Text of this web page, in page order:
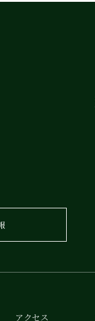
アクセス